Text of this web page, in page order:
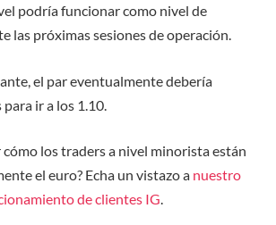
podría funcionar como nivel de
las próximas sesiones de operación.
el par eventualmente debería
ir a los 1.10.
cómo los traders a nivel minorista están
el euro? Echa un vistazo a nuestro
de clientes IG.